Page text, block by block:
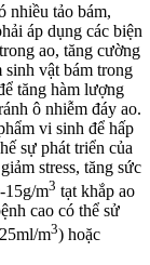
nhiều tảo bám,
áp dụng các biện
ao, tăng cường
sinh vật bám trong
tăng hàm lượng
ô nhiễm đáy ao.
vi sinh để hấp
sự phát triển của
stress, tăng sức
15g/m3 tạt khắp ao
cao có thể sử
m3) hoặc